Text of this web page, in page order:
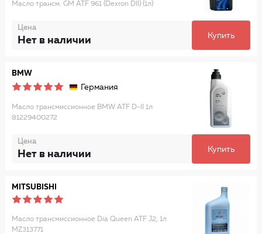
Масло трансм. GM ATF 961 (Dexron DII) (1л)
Цена
Нет в наличии Купить
BMW
Германия
Масло трансмиссионное BMW ATF D-II 1л
81229400272
Цена
Нет в наличии Купить
MITSUBISHI
Масло трансмиссионное Dia Queen ATF J2, 1л
MZ313771